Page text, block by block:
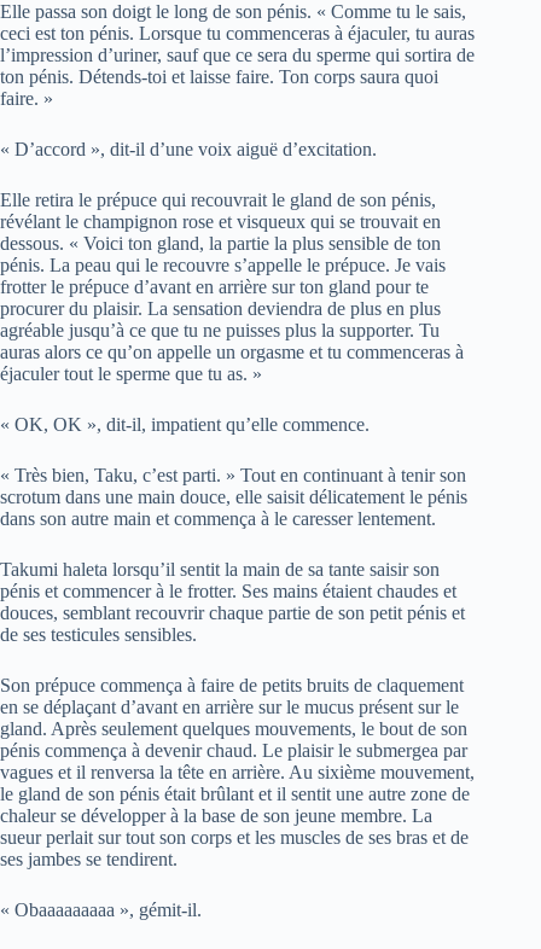
Elle passa son doigt le long de son pénis. « Comme tu le sais,
ceci est ton pénis. Lorsque tu commenceras à éjaculer, tu auras
l’impression d’uriner, sauf que ce sera du sperme qui sortira de
ton pénis. Détends-toi et laisse faire. Ton corps saura quoi
faire. »
« D’accord », dit-il d’une voix aiguë d’excitation.
Elle retira le prépuce qui recouvrait le gland de son pénis,
révélant le champignon rose et visqueux qui se trouvait en
dessous. « Voici ton gland, la partie la plus sensible de ton
pénis. La peau qui le recouvre s’appelle le prépuce. Je vais
frotter le prépuce d’avant en arrière sur ton gland pour te
procurer du plaisir. La sensation deviendra de plus en plus
agréable jusqu’à ce que tu ne puisses plus la supporter. Tu
auras alors ce qu’on appelle un orgasme et tu commenceras à
éjaculer tout le sperme que tu as. »
« OK, OK », dit-il, impatient qu’elle commence.
« Très bien, Taku, c’est parti. » Tout en continuant à tenir son
scrotum dans une main douce, elle saisit délicatement le pénis
dans son autre main et commença à le caresser lentement.
Takumi haleta lorsqu’il sentit la main de sa tante saisir son
pénis et commencer à le frotter. Ses mains étaient chaudes et
douces, semblant recouvrir chaque partie de son petit pénis et
de ses testicules sensibles.
Son prépuce commença à faire de petits bruits de claquement
en se déplaçant d’avant en arrière sur le mucus présent sur le
gland. Après seulement quelques mouvements, le bout de son
pénis commença à devenir chaud. Le plaisir le submergea par
vagues et il renversa la tête en arrière. Au sixième mouvement,
le gland de son pénis était brûlant et il sentit une autre zone de
chaleur se développer à la base de son jeune membre. La
sueur perlait sur tout son corps et les muscles de ses bras et de
ses jambes se tendirent.
« Obaaaaaaaaa », gémit-il.